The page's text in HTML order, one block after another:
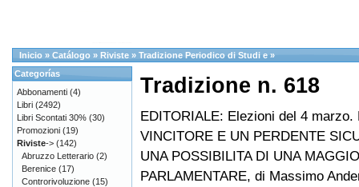
Inicio » Catálogo » Riviste » Tradizione Periodico di Studi e »
Tradizione n. 618
EDITORIALE: Elezioni del 4 marzo.
VINCITORE E UN PERDENTE
UNA POSSIBILITA DI UNA
PARLAMENTARE, di Massimo
Categorías
Abbonamenti (4)
Libri (2492)
Libri Scontati 30% (30)
Promozioni (19)
Riviste-> (142)
Abruzzo Letterario (2)
Berenice (17)
Controrivoluzione (15)